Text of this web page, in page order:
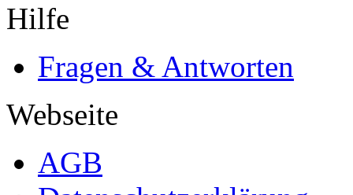
Hilfe
Fragen & Antworten
Webseite
AGB